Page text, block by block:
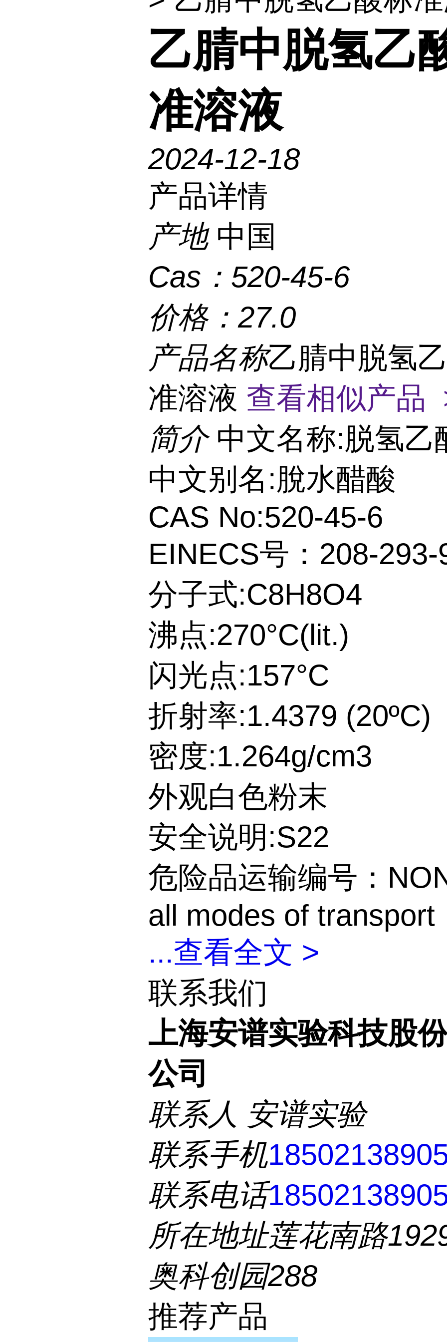
乙腈中脱氢乙
准溶液
2024-12-18
产品详情
产地 中国
Cas： 520-45-6
价格： 27.0
产品名称乙腈中脱氢
准溶液 查看相似产品
简介 中文名称:脱氢乙
中文别名:脫水醋酸
CAS No:520-45-6
EINECS号：208-293-
分子式:C8H8O4
沸点:270°C(lit.)
闪光点:157°C
折射率:1.4379 (20ºC)
密度:1.264g/cm3
外观白色粉末
安全说明:S22
危险品运输编号：
all modes of transport
...查看全文 >
联系我们
上海安谱实验科技股
公司
联系人 安谱实验
联系手机
联系电话
所在地址莲花南路
奥科创园288
推荐产品